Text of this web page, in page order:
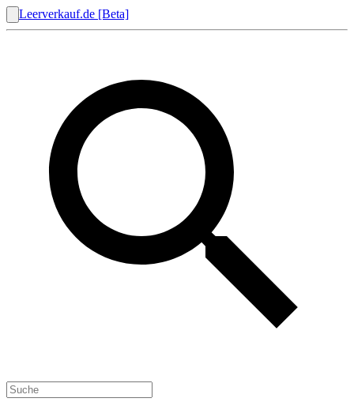
Leerverkauf.de [Beta]